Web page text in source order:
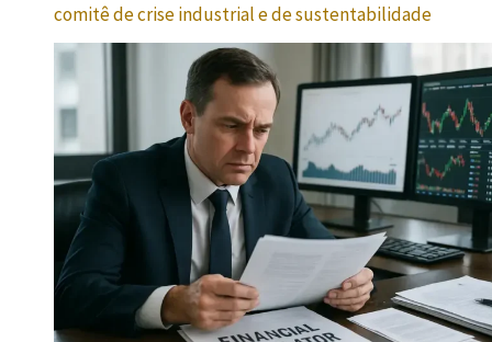
comitê de crise industrial e de sustentabilidade